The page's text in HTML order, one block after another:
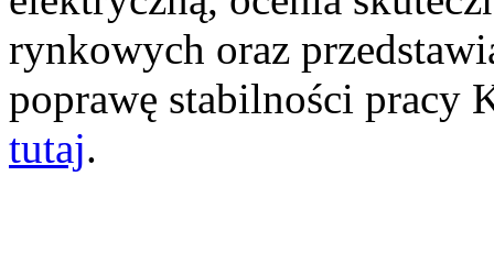
rynkowych oraz
poprawę stabilności pracy
tutaj.